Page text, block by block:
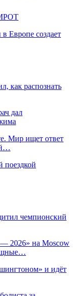
Европе создает
как распознать
дал
Мир ищет ответ
поездкой
чемпионский
на Moscow
и идёт